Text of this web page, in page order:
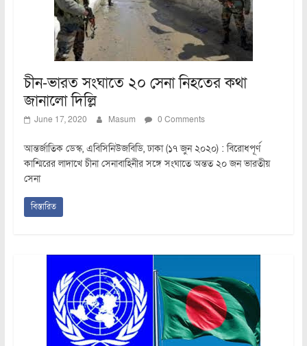
চীন-ভারত সংঘাতে ২০ সেনা নিহতের কথা
জানালো দিল্লি
June 17, 2020 Masum 0 Comments
আন্তর্জাতিক ডেস্ক, এবিসিনিউজবিডি, ঢাকা (১৭ জুন ২০২০) : বিরোধপূর্ণ
কাশ্মিরের লাদাখে চীনা সেনাবাহিনীর সঙ্গে সংঘাতে অন্তত ২০ জন ভারতীয়
সেনা
বিস্তারিত